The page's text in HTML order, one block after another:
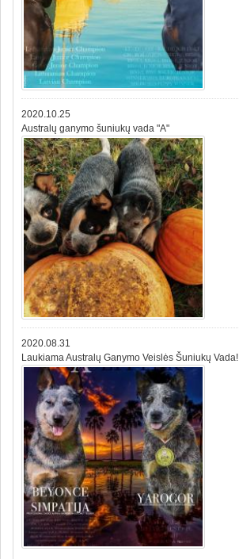
2020.10.25
Australų ganymo šuniukų vada "A"
2020.08.31
Laukiama Australų Ganymo Veislės Šuniukų Vada!